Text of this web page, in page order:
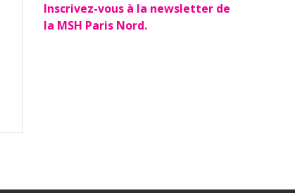
Inscrivez-vous à la newsletter de
la MSH Paris Nord.